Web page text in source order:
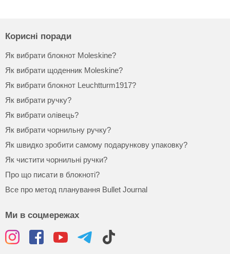
Корисні поради
Як вибрати блокнот Moleskine?
Як вибрати щоденник Moleskine?
Як вибрати блокнот Leuchtturm1917?
Як вибрати ручку?
Як вибрати олівець?
Як вибрати чорнильну ручку?
Як швидко зробити самому подарункову упаковку?
Як чистити чорнильні ручки?
Про що писати в блокноті?
Все про метод планування Bullet Journal
Ми в соцмережах